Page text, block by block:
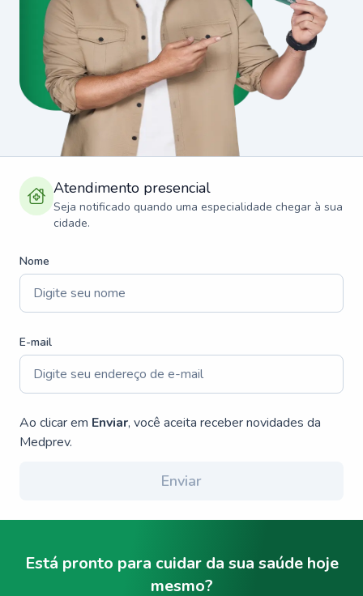
Atendimento presencial
Seja notificado quando uma especialidade chegar à sua
cidade.
Nome
E-mail
Ao clicar em Enviar, você aceita receber novidades da
Medprev.
Enviar
Está pronto para cuidar da sua saúde hoje
mesmo?